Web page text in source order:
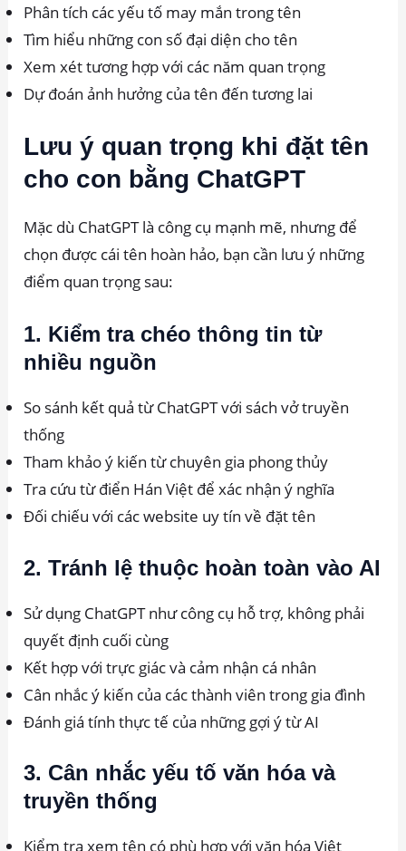
Phân tích các yếu tố may mắn trong tên
Tìm hiểu những con số đại diện cho tên
Xem xét tương hợp với các năm quan trọng
Dự đoán ảnh hưởng của tên đến tương lai
Lưu ý quan trọng khi đặt tên
cho con bằng ChatGPT
Mặc dù ChatGPT là công cụ mạnh mẽ, nhưng để
chọn được cái tên hoàn hảo, bạn cần lưu ý những
điểm quan trọng sau:
1. Kiểm tra chéo thông tin từ
nhiều nguồn
So sánh kết quả từ ChatGPT với sách vở truyền
thống
Tham khảo ý kiến từ chuyên gia phong thủy
Tra cứu từ điển Hán Việt để xác nhận ý nghĩa
Đối chiếu với các website uy tín về đặt tên
2. Tránh lệ thuộc hoàn toàn vào AI
Sử dụng ChatGPT như công cụ hỗ trợ, không phải
quyết định cuối cùng
Kết hợp với trực giác và cảm nhận cá nhân
Cân nhắc ý kiến của các thành viên trong gia đình
Đánh giá tính thực tế của những gợi ý từ AI
3. Cân nhắc yếu tố văn hóa và
truyền thống
Kiểm tra xem tên có phù hợp với văn hóa Việt